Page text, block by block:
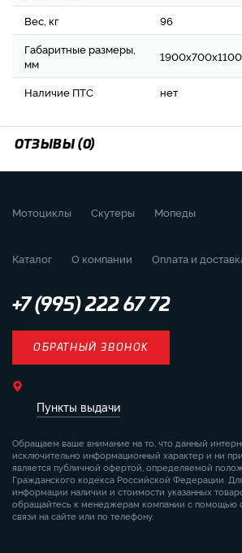
Вес, кг
96
Габаритные размеры,
мм
1900х700х1100
Наличие ПТС нет
ОТЗЫВЫ (0)
Мотоциклы Скутеры Мопеды
Каталог О компании Оплата и
+7 (995) 222 67 72
ОБРАТНЫЙ ЗВОНОК
Пункты выдачи
Обращаем ваше внимание на то, что данный
исключительно информационный характер и ни
является публичной офертой, определяемой
Гражданского кодекса Российской Федерации.
информации наличии и стоимости указанных
обращайтесь к менеджерам компании с помощью
связи на сайте или по телефону.